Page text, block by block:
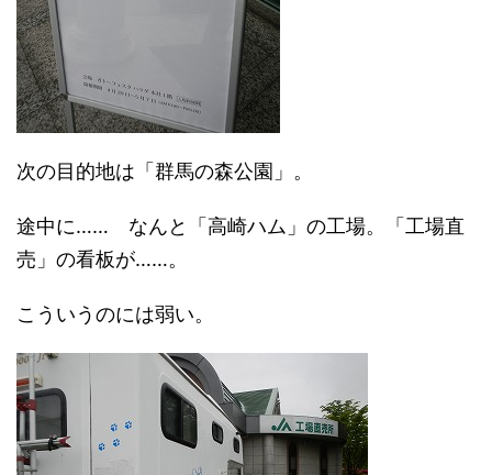
次の目的地は「群馬の森公園」。
途中に…… なんと「高崎ハム」の工場。「工場直
売」の看板が……。
こういうのには弱い。